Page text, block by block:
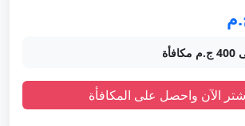
الآن واحصل على المكافأة